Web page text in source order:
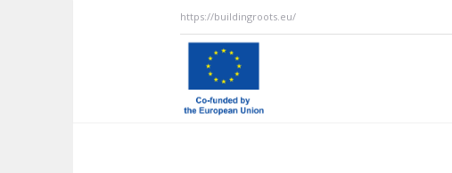
https://buildingroots.eu/